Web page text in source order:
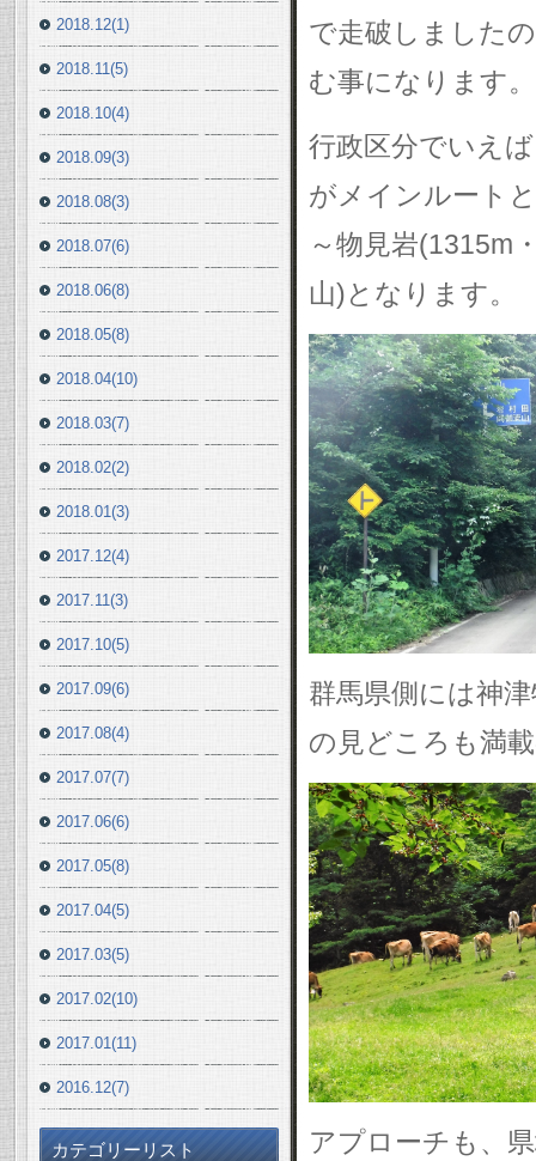
で走破しました
む事になります。
行政区分でいえ
がメインルート
～物見岩(1315m
山)となります。
群馬県側には神
の見どころも満
アプローチも、
2018.12(1)
2018.11(5)
2018.10(4)
2018.09(3)
2018.08(3)
2018.07(6)
2018.06(8)
2018.05(8)
2018.04(10)
2018.03(7)
2018.02(2)
2018.01(3)
2017.12(4)
2017.11(3)
2017.10(5)
2017.09(6)
2017.08(4)
2017.07(7)
2017.06(6)
2017.05(8)
2017.04(5)
2017.03(5)
2017.02(10)
2017.01(11)
2016.12(7)
カテゴリーリスト